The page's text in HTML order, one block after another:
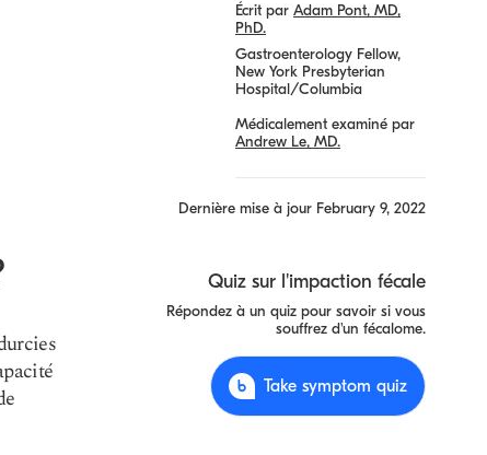
Écrit par Adam Pont, MD,
PhD.
Gastroenterology Fellow,
New York Presbyterian
Hospital/Columbia
Médicalement examiné par
Andrew Le, MD.
Dernière mise à jour February 9, 2022
Quiz sur l'impaction fécale
Répondez à un quiz pour savoir si vous
souffrez d'un fécalome.
Take symptom quiz